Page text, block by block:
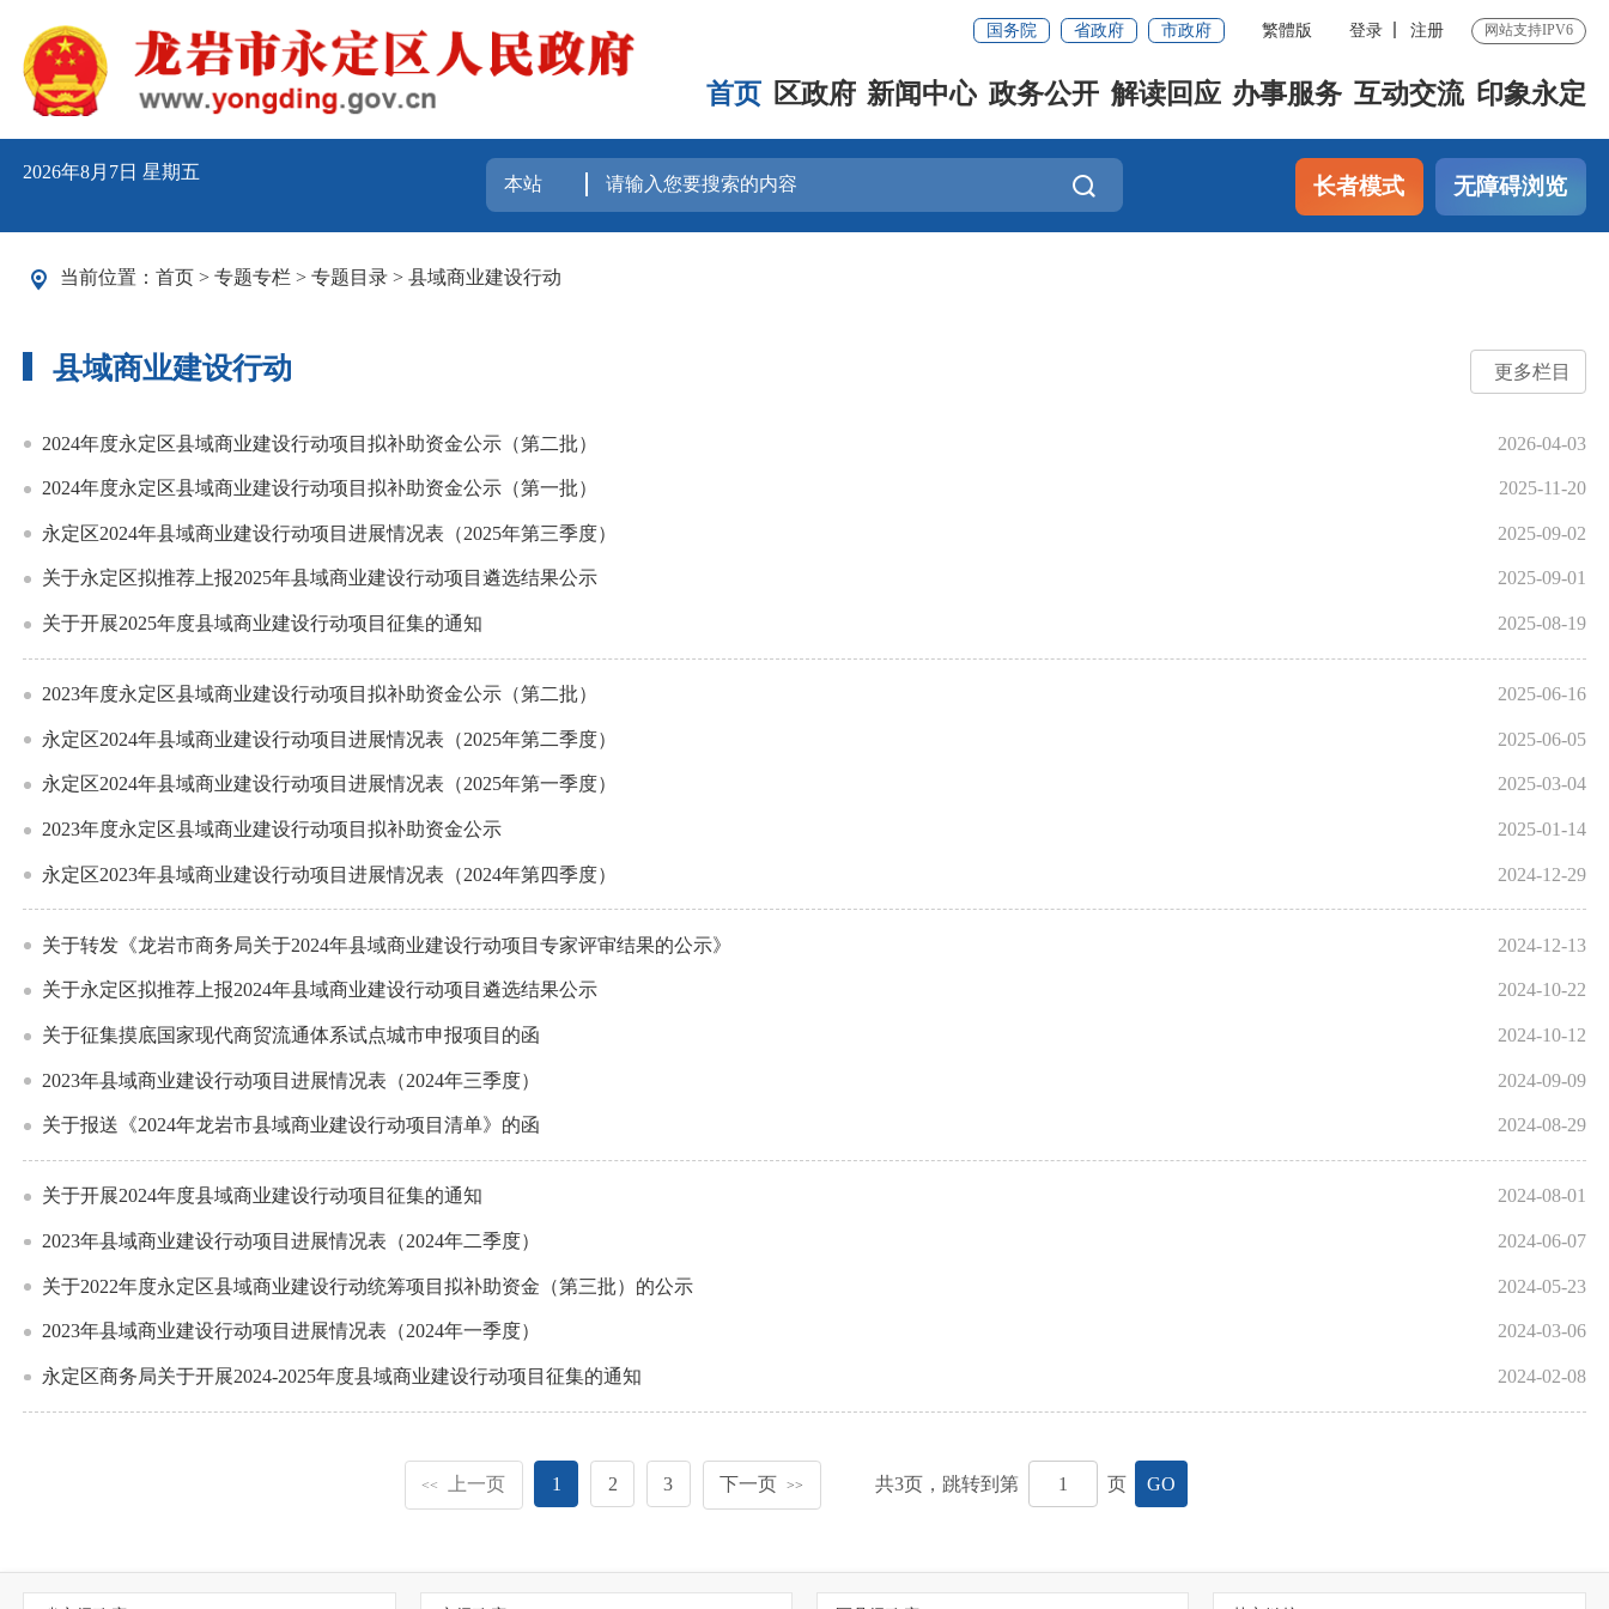
国务院 省政府 市政府 繁體版 登录 注册 网站支持IPV6
首页 区政府 新闻中心 政务公开 解读回应 办事服务 互动交流 印象永定
2026年8月7日 星期五
长者模式 无障碍浏览
当前位置： 首页 > 专题专栏 > 专题目录 > 县域商业建设行动
县域商业建设行动 更多栏目
2024年度永定区县域商业建设行动项目拟补助资金公示（第二批） 2026-04-03
2024年度永定区县域商业建设行动项目拟补助资金公示（第一批） 2025-11-20
永定区2024年县域商业建设行动项目进展情况表（2025年第三季度） 2025-09-02
关于永定区拟推荐上报2025年县域商业建设行动项目遴选结果公示 2025-09-01
关于开展2025年度县域商业建设行动项目征集的通知 2025-08-19
2023年度永定区县域商业建设行动项目拟补助资金公示（第二批） 2025-06-16
永定区2024年县域商业建设行动项目进展情况表（2025年第二季度） 2025-06-05
永定区2024年县域商业建设行动项目进展情况表（2025年第一季度） 2025-03-04
2023年度永定区县域商业建设行动项目拟补助资金公示 2025-01-14
永定区2023年县域商业建设行动项目进展情况表（2024年第四季度） 2024-12-29
关于转发《龙岩市商务局关于2024年县域商业建设行动项目专家评审结果的公示》 2024-12-13
关于永定区拟推荐上报2024年县域商业建设行动项目遴选结果公示 2024-10-22
关于征集摸底国家现代商贸流通体系试点城市申报项目的函 2024-10-12
2023年县域商业建设行动项目进展情况表（2024年三季度） 2024-09-09
关于报送《2024年龙岩市县域商业建设行动项目清单》的函 2024-08-29
关于开展2024年度县域商业建设行动项目征集的通知 2024-08-01
2023年县域商业建设行动项目进展情况表（2024年二季度） 2024-06-07
关于2022年度永定区县域商业建设行动统筹项目拟补助资金（第三批）的公示 2024-05-23
2023年县域商业建设行动项目进展情况表（2024年一季度） 2024-03-06
永定区商务局关于开展2024-2025年度县域商业建设行动项目征集的通知 2024-02-08
<< 上一页 1 2 3 下一页 >> 共3页，跳转到第 页 GO